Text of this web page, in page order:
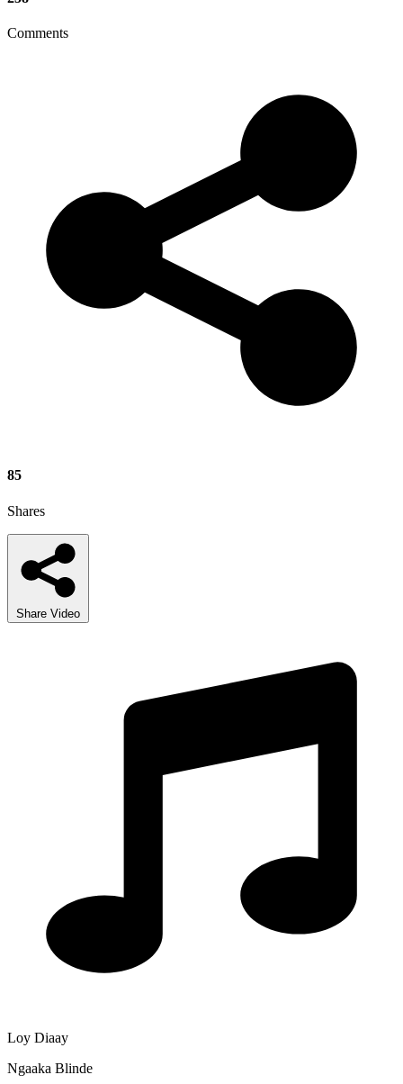
Comments
85
Shares
Share Video
Loy Diaay
Ngaaka Blinde